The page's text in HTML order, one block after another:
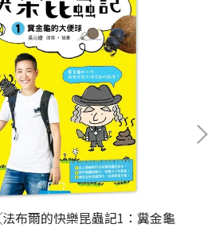
布爾的快樂昆蟲記1：糞金龜